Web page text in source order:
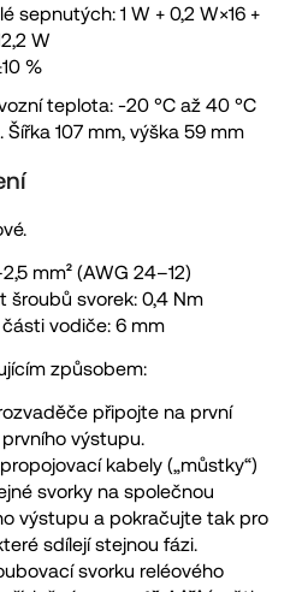
sepnutých: 1 W + 0,2 W×16 +
W
%
teplota: -20 °C až 40 °C
Šířka 107 mm, výška 59 mm
mm² (AWG 24–12)
šroubů svorek: 0,4 Nm
vodiče: 6 mm
způsobem:
připojte na první
výstupu.
kabely („můstky“)
svorky na společnou
výstupu a pokračujte tak pro
sdílejí stejnou fázi.
svorku reléového